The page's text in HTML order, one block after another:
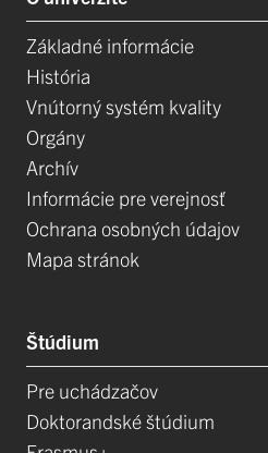
Základné informácie
História
Vnútorný systém kvality
Orgány
Archív
Informácie pre verejnosť
Ochrana osobných údajov
Mapa stránok
Štúdium
Pre uchádzačov
Doktorandské štúdium